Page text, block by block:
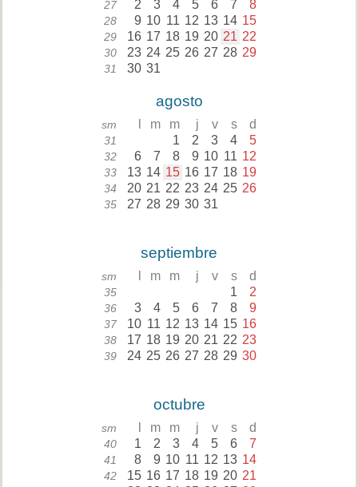
27 2 3 4 5 6 7 8
28 9 10 11 12 13 14 15
29 16 17 18 19 20 21 22
30 23 24 25 26 27 28 29
31 30 31
agosto
sm m m j v s d
31 1 2 3 4 5
32 6 7 8 9 10 11 12
33 13 14 15 16 17 18 19
34 20 21 22 23 24 25 26
35 27 28 29 30 31
septiembre
sm m m j v s d
35 1 2
36 3 4 5 6 7 8 9
37 10 11 12 13 14 15 16
38 17 18 19 20 21 22 23
39 24 25 26 27 28 29 30
octubre
sm m m j v s d
40 1 2 3 4 5 6 7
41 8 9 10 11 12 13 14
42 15 16 17 18 19 20 21